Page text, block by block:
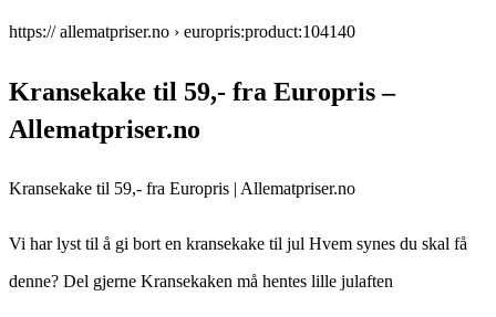
https:// allematpriser.no › europris:product:104140
Kransekake til 59,- fra Europris –
Allematpriser.no
Kransekake til 59,- fra Europris | Allematpriser.no
Vi har lyst til å gi bort en kransekake til jul Hvem synes du skal få
denne? Del gjerne Kransekaken må hentes lille julaften